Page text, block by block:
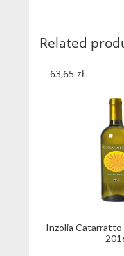
Related
Inzolia Catarratto
63,65 zł